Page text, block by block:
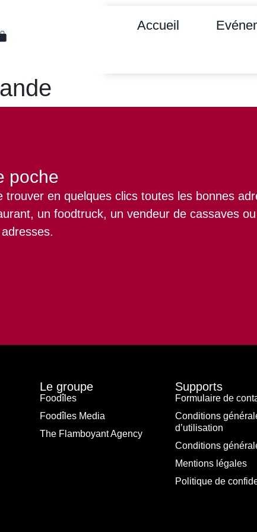
Accueil
poche
trouver en quelques clics toutes les bonnes
un foodtruck, un vendeur de cassaves
Le groupe
Foodîles
Foodîles Media
The Flamboyant Agency
Supports
Formulaire de
Conditions
d’utilisation
Conditions
Mentions légales
Politique de